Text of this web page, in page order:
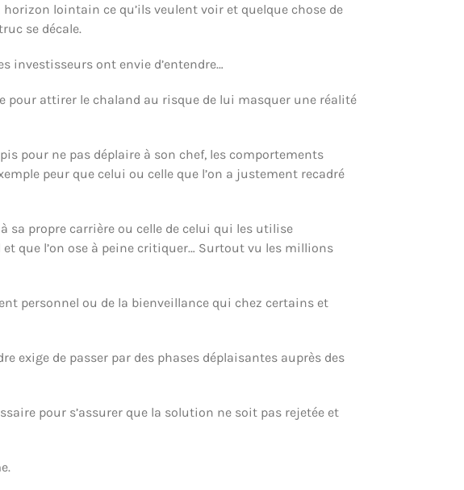
lointain ce qu’ils veulent voir et quelque chose de
se décale.
investisseurs ont envie d’entendre…
pour attirer le chaland au risque de lui masquer une réalité
pour ne pas déplaire à son chef, les comportements
peur que celui ou celle que l’on a justement recadré
sa propre carrière ou celle de celui qui les utilise
que l’on ose à peine critiquer… Surtout vu les millions
personnel ou de la bienveillance qui chez certains et
exige de passer par des phases déplaisantes auprès des
pour s’assurer que la solution ne soit pas rejetée et